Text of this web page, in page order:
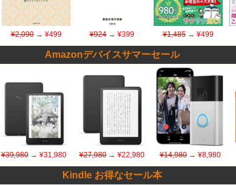
¥2,090→ ¥499 ¥924 → ¥399 ¥1,485→ ¥499
Amazonデバイスサマーセール
¥39,980→ ¥31,980 ¥27,980→ ¥22,980 ¥14,980→ ¥8,980
Kindle お得なセール本